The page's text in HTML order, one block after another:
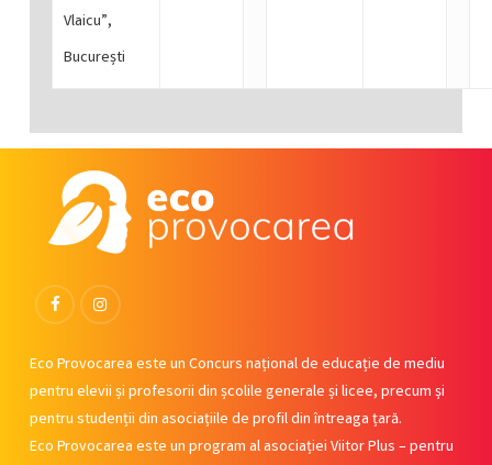
Vlaicu”,
București
FacebookInstagram
Eco Provocarea este un Concurs național de educație de mediu
pentru elevii și profesorii din școlile generale și licee, precum și
pentru studenții din asociațiile de profil din întreaga țară.
Eco Provocarea este un program al asociației Viitor Plus – pentru